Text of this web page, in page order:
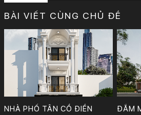
BÀI VIẾT CÙNG CHỦ ĐỀ
NHÀ PHỐ TÂN CỔ ĐIỂN
ĐẮM